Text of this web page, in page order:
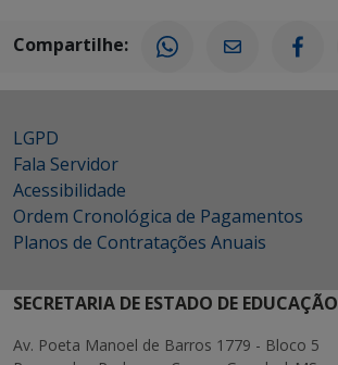
Compartilhe:
LGPD
Fala Servidor
Acessibilidade
Ordem Cronológica de Pagamentos
Planos de Contratações Anuais
SECRETARIA DE ESTADO DE EDUCAÇÃO
Av. Poeta Manoel de Barros 1779 - Bloco 5